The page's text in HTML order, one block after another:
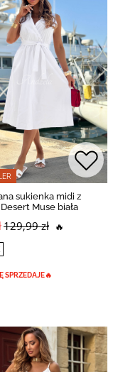
sukienka midi z
Muse biała
129,99 zł 🔥
SPRZEDAJE🔥